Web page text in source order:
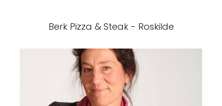
Berk Pizza & Steak - Roskilde